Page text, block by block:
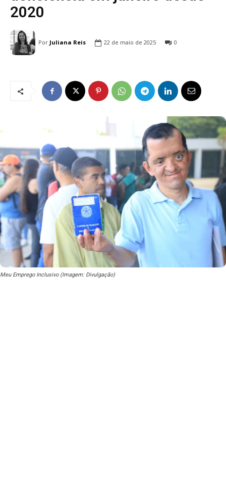
2020
Por Juliana Reis 22 de maio de 2025 0
Meu Emprego Inclusivo (Imagem: Divulgação)